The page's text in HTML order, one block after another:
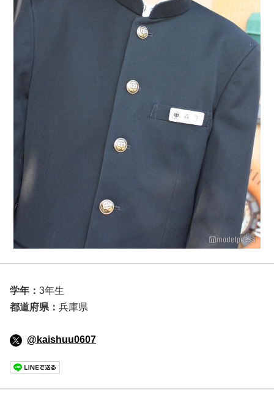
学年： 3年生
都道府県： 兵庫県
@kaishuu0607